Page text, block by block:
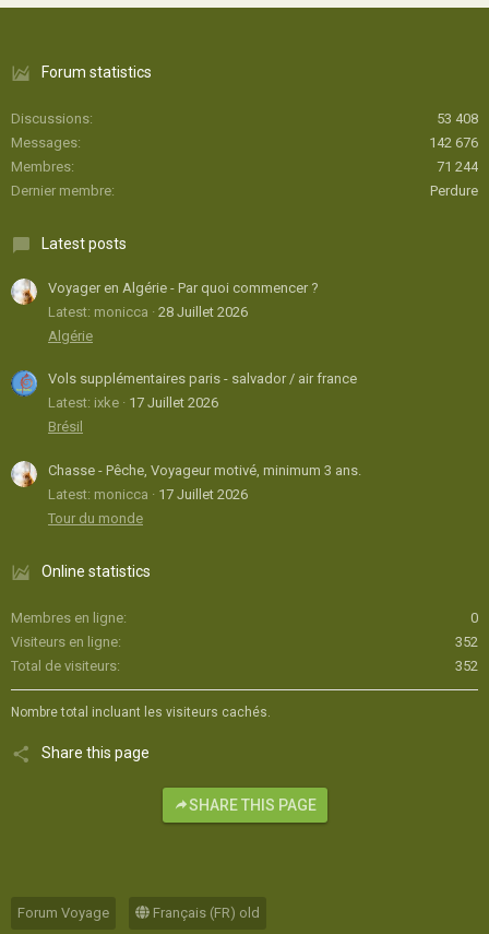
Forum statistics
Discussions
53 408
Messages
142 676
Membres
71 244
Dernier membre
Perdure
Latest posts
Voyager en Algérie - Par quoi commencer ?
Latest: monicca
28 Juillet 2026
Algérie
Vols supplémentaires paris - salvador / air france
Latest: ixke
17 Juillet 2026
Brésil
Chasse - Pêche, Voyageur motivé, minimum 3 ans.
Latest: monicca
17 Juillet 2026
Tour du monde
Online statistics
Membres en ligne
0
Visiteurs en ligne
352
Total de visiteurs
352
Nombre total incluant les visiteurs cachés.
Share this page
SHARE THIS PAGE
Forum Voyage Français (FR) old